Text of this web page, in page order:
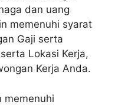
dan uang
memenuhi syarat
Gaji serta
Lokasi Kerja,
Kerja Anda.
memenuhi